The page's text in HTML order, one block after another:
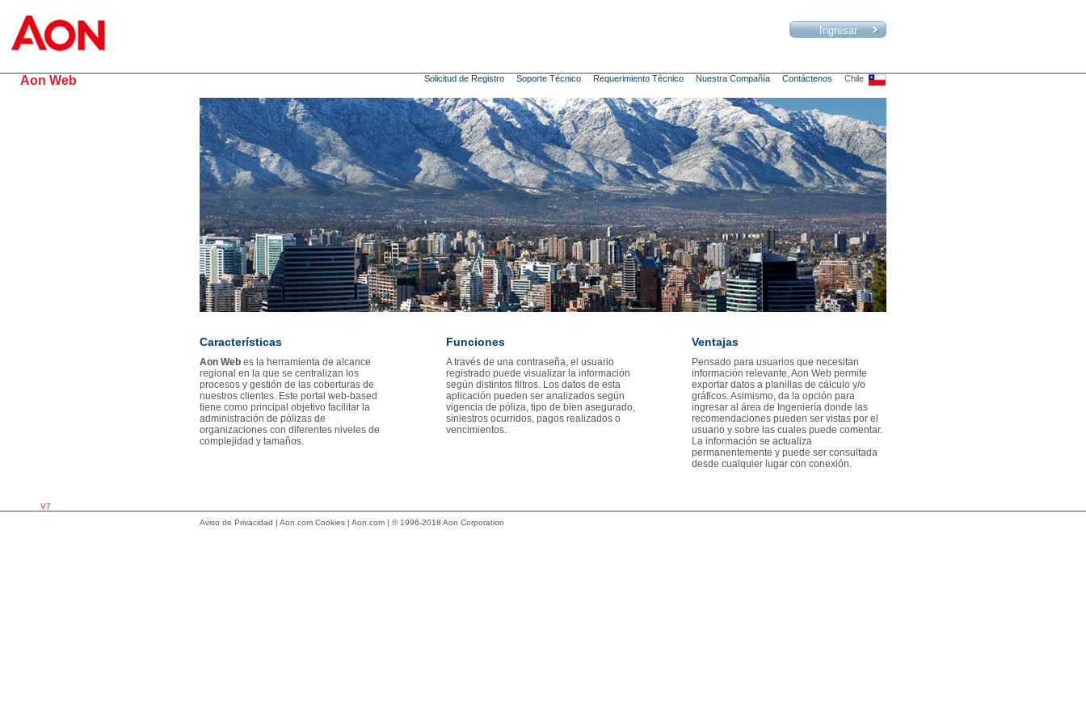
Aon Web Chile
Contáctenos
Nuestra Compañía
Requerimiento Técnico
Soporte Técnico
Solicitud de Registro
Características
Aon Web es la herramienta de alcance
regional en la que se centralizan los
procesos y gestión de las coberturas de
nuestros clientes. Este portal web-based
tiene como principal objetivo facilitar la
administración de pólizas de
organizaciones con diferentes niveles de
complejidad y tamaños.
Funciones
A través de una contraseña, el usuario
registrado puede visualizar la información
según distintos filtros. Los datos de esta
aplicación pueden ser analizados según
vigencia de póliza, tipo de bien asegurado,
siniestros ocurridos, pagos realizados o
vencimientos.
Ventajas
Pensado para usuarios que necesitan
información relevante, Aon Web permite
exportar datos a planillas de cálculo y/o
gráficos. Asimismo, da la opción para
ingresar al área de Ingeniería donde las
recomendaciones pueden ser vistas por el
usuario y sobre las cuales puede comentar.
La información se actualiza
permanentemente y puede ser consultada
desde cualquier lugar con conexión.
V7
Aviso de Privacidad | Aon.com Cookies| Aon.com| © 1996-2018 Aon Corporation